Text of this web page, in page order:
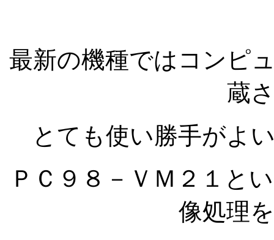
最新の機種ではコンピ
蔵
とても使い勝手がよ
ＰＣ９８－ＶＭ２１と
像処理